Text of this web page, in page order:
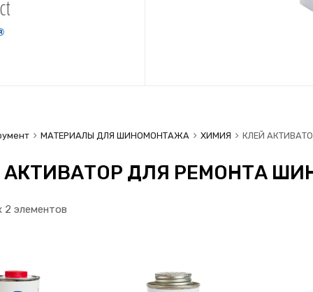
МАТЕРИАЛЫ ДЛЯ ШИНОМОНТАЖА ХИМИЯ КЛЕЙ
АКТИВАТОР ДЛЯ РЕМОНТА
2 элементов